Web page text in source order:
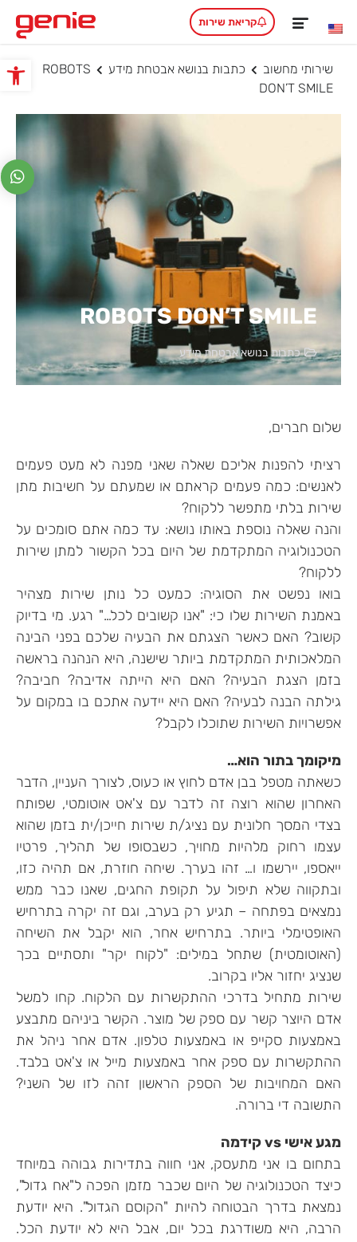
פתח
קריאת שירות
שירותי מחשוב כתבות בנושא אבטחת מידע
ROBOTS
DON’T SMILE
ROBOTS DON’T SMILE
כתבות בנושא אבטחת מידע
שלום חברים,
רציתי להפנות אליכם שאלה שאני מפנה לא מעט פעמים
לאנשים: כמה פעמים קראתם או שמעתם על חשיבות מתן
שירות בלתי מתפשר ללקוח?
והנה שאלה נוספת באותו נושא: עד כמה אתם סומכים על
הטכנולוגיה המתקדמת של היום בכל הקשור למתן שירות
ללקוח?
בואו נפשט את הסוגיה: כמעט כל נותן שירות מצהיר
באמנת השירות שלו כי: "אנו קשובים לכל…" רגע. מי בדיוק
קשוב? האם כאשר הצגתם את הבעיה שלכם בפני הבינה
המלאכותית המתקדמת ביותר שישנה, היא הנהנה בראשה
בזמן הצגת הבעיה? האם היא הייתה אדיבה? חביבה?
גילתה הבנה לבעיה? האם היא יידעה אתכם בו במקום על
אפשרויות השירות שתוכלו לקבל?
מיקומך בתור הוא…
כשאתה מטפל בבן אדם לחוץ או כעוס, לצורך העניין, הדבר
האחרון שהוא רוצה זה לדבר עם צ'אט אוטומטי, שפותח
בצדי המסך חלונית עם נציג/ת שירות חייכן/ית בזמן שהוא
עצמו רחוק מלהיות מחויך, כשבסופו של תהליך, פרטיו
ייאספו, יירשמו ו… זהו בערך. שיחה חוזרת, אם תהיה כזו,
ובתקווה שלא תיפול על תקופת החגים, שאנו כבר ממש
נמצאים בפתחה – תגיע רק בערב, וגם זה יקרה בתרחיש
האופטימלי ביותר. בתרחיש אחר, הוא יקבל את השיחה
(האוטומטית) שתחל במילים: "לקוח יקר" ותסתיים בכך
שנציג יחזור אליו בקרוב.
שירות מתחיל בדרכי ההתקשרות עם הלקוח. קחו למשל
אדם היוצר קשר עם ספק של מוצר. הקשר ביניהם מתבצע
באמצעות סקייפ או באמצעות טלפון. אדם אחר ניהל את
ההתקשרות עם ספק אחר באמצעות מייל או צ'אט בלבד.
האם המחויבות של הספק הראשון זהה לזו של השני?
התשובה די ברורה.
מגע אישי vs קידמה
בתחום בו אני מתעסק, אני חווה בתדירות גבוהה במיוחד
כיצד הטכנולוגיה של היום שכבר מזמן הפכה ל"אח גדול",
נמצאת בדרך הבטוחה להיות "הקוסם הגדול". היא יודעת
הרבה, היא משודרגת בכל יום, אבל היא לא יודעת הכל.